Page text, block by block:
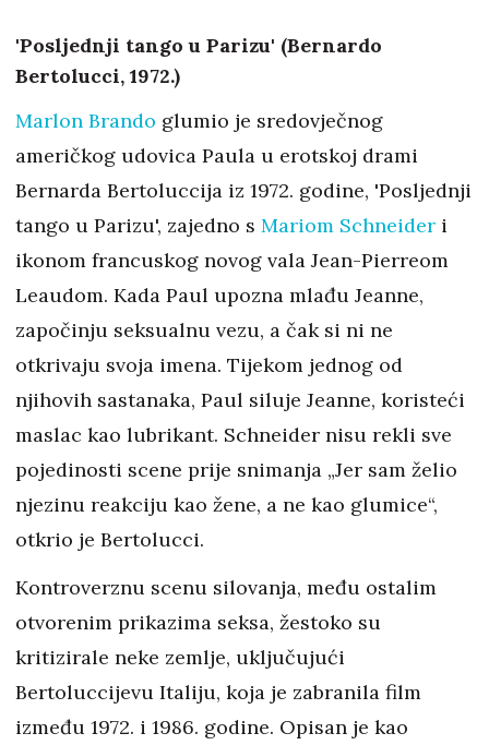
'Posljednji tango u Parizu' (Bernardo
Bertolucci, 1972.)
Marlon Brando glumio je sredovječnog
američkog udovica Paula u erotskoj drami
Bernarda Bertoluccija iz 1972. godine, 'Posljednji
tango u Parizu', zajedno s Mariom Schneider i
ikonom francuskog novog vala Jean-Pierreom
Leaudom. Kada Paul upozna mlađu Jeanne,
započinju seksualnu vezu, a čak si ni ne
otkrivaju svoja imena. Tijekom jednog od
njihovih sastanaka, Paul siluje Jeanne, koristeći
maslac kao lubrikant. Schneider nisu rekli sve
pojedinosti scene prije snimanja „Jer sam želio
njezinu reakciju kao žene, a ne kao glumice“,
otkrio je Bertolucci.
Kontroverznu scenu silovanja, među ostalim
otvorenim prikazima seksa, žestoko su
kritizirale neke zemlje, uključujući
Bertoluccijevu Italiju, koja je zabranila film
između 1972. i 1986. godine. Opisan je kao